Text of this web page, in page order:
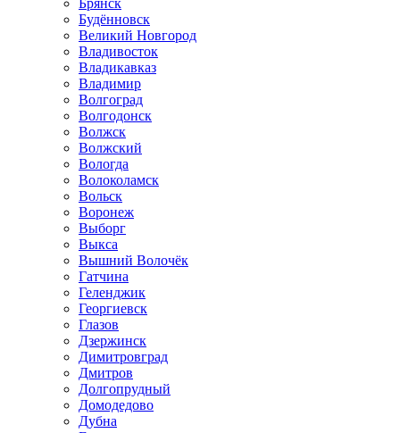
Брянск
Будённовск
Великий Новгород
Владивосток
Владикавказ
Владимир
Волгоград
Волгодонск
Волжск
Волжский
Вологда
Волоколамск
Вольск
Воронеж
Выборг
Выкса
Вышний Волочёк
Гатчина
Геленджик
Георгиевск
Глазов
Дзержинск
Димитровград
Дмитров
Долгопрудный
Домодедово
Дубна